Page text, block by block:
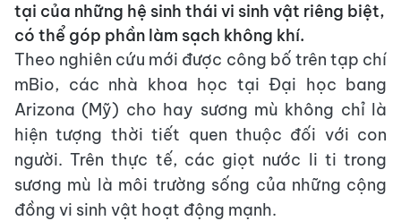
tại của những hệ sinh thái vi sinh vật riêng biệt,
có thể góp phần làm sạch không khí.
Theo nghiên cứu mới được công bố trên tạp chí
mBio, các nhà khoa học tại Đại học bang
Arizona (Mỹ) cho hay sương mù không chỉ là
hiện tượng thời tiết quen thuộc đối với con
người. Trên thực tế, các giọt nước li ti trong
sương mù là môi trường sống của những cộng
đồng vi sinh vật hoạt động mạnh.